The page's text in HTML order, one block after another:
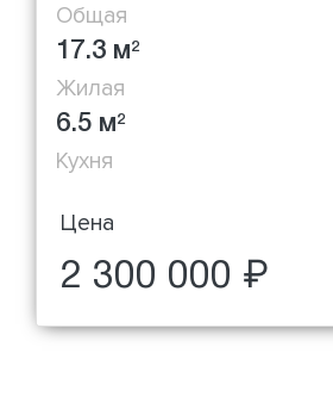
Общая
17.3 м2
Жилая
6.5 м2
Кухня
Цена
2 300 000 ₽